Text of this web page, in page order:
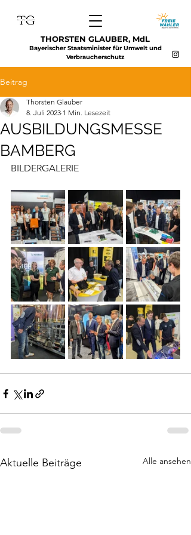
THORSTEN GLAUBER, MdL
Bayerischer Staatsminister für Umwelt und
Verbraucherschutz
Beitrag
AUSBILDUNGSMESSE
BAMBERG
Thorsten Glauber
8. Juli 2023 1 Min. Lesezeit
BILDERGALERIE
Aktuelle Beiträge Alle ansehen